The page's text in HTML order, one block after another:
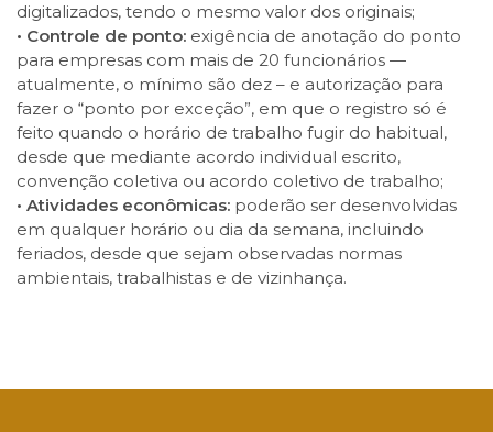
digitalizados, tendo o mesmo valor dos originais;
• Controle de ponto: exigência de anotação do ponto
para empresas com mais de 20 funcionários —
atualmente, o mínimo são dez – e autorização para
fazer o “ponto por exceção”, em que o registro só é
feito quando o horário de trabalho fugir do habitual,
desde que mediante acordo individual escrito,
convenção coletiva ou acordo coletivo de trabalho;
• Atividades econômicas: poderão ser desenvolvidas
em qualquer horário ou dia da semana, incluindo
feriados, desde que sejam observadas normas
ambientais, trabalhistas e de vizinhança.